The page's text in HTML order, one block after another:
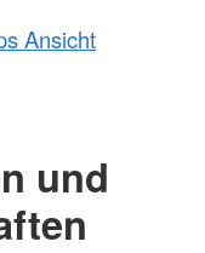
Ansicht
und